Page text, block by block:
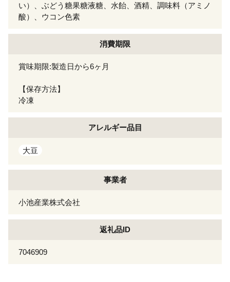
い）、ぶどう糖果糖液糖、水飴、酒精、調味料（アミノ
酸）、ウコン色素
消費期限
賞味期限:製造日から6ヶ月
【保存方法】
冷凍
アレルギー品目
大豆
事業者
小池産業株式会社
返礼品ID
7046909